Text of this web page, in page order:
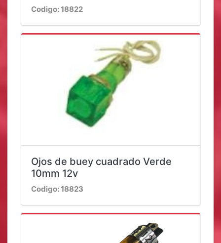
Codigo: 18822
Ojos de buey cuadrado Verde
10mm 12v
Codigo: 18823